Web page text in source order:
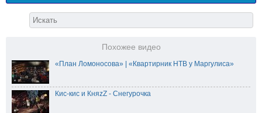
Похожее видео
«План Ломоносова» | «Квартирник НТВ у Маргулиса»
Кис-кис и КняzZ - Снегурочка